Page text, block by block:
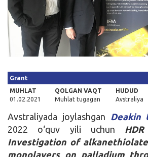
Grant
MUHLAT
01.02.2021
QOLGAN VAQT
Muhlat tugagan
HUDUD
Avstraliya
Avstraliyada joylashgan Deakin
2022 o‘quv yili uchun
Investigation of
monolayers on palladium